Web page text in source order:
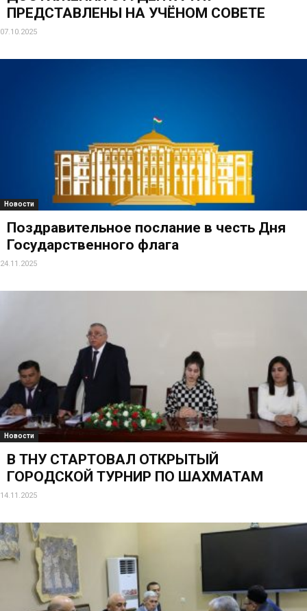
ПРЕДСТАВЛЕНЫ НА УЧЁНОМ СОВЕТЕ
07.10.2025
Новости
Поздравительное послание в честь Дня
Государственного флага
24.11.2025
Новости
В ТНУ СТАРТОВАЛ ОТКРЫТЫЙ
ГОРОДСКОЙ ТУРНИР ПО ШАХМАТАМ
14.11.2025